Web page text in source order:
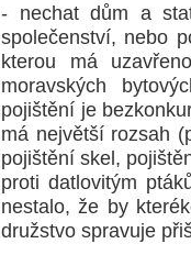
- nechat dům a
společenství, nebo
kterou má
moravských
pojištění je
má největší rozsah
pojištění skel,
proti datlovitým
nestalo, že by
družstvo spravuje